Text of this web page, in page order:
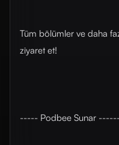
Tüm bölümler ve daha
ziyaret et!
----- Podbee Sunar